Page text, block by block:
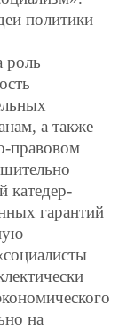
политики
роль
а также
правовом
катедер-
гарантий
на